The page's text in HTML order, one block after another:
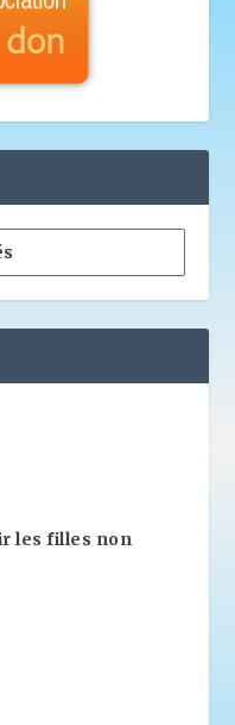
les filles non